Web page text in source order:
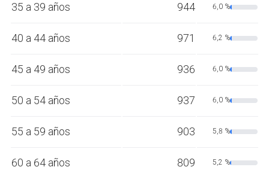
35 a 39 años 944 6,0 %
40 a 44 años 971 6,2 %
45 a 49 años 936 6,0 %
50 a 54 años 937 6,0 %
55 a 59 años 903 5,8 %
60 a 64 años 809 5,2 %